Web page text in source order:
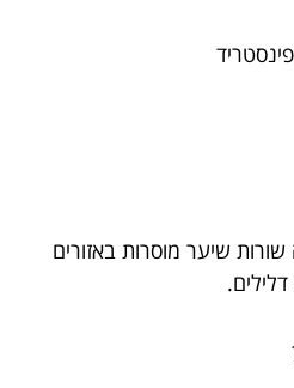
שיער מוסרות באזורים